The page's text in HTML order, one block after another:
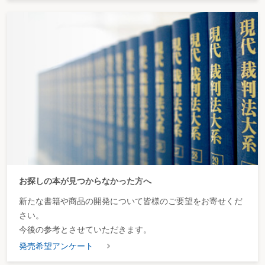
お探しの本が見つからなかった方へ
新たな書籍や商品の開発について皆様のご要望をお寄せくだ
さい。
今後の参考とさせていただきます。
発売希望アンケート